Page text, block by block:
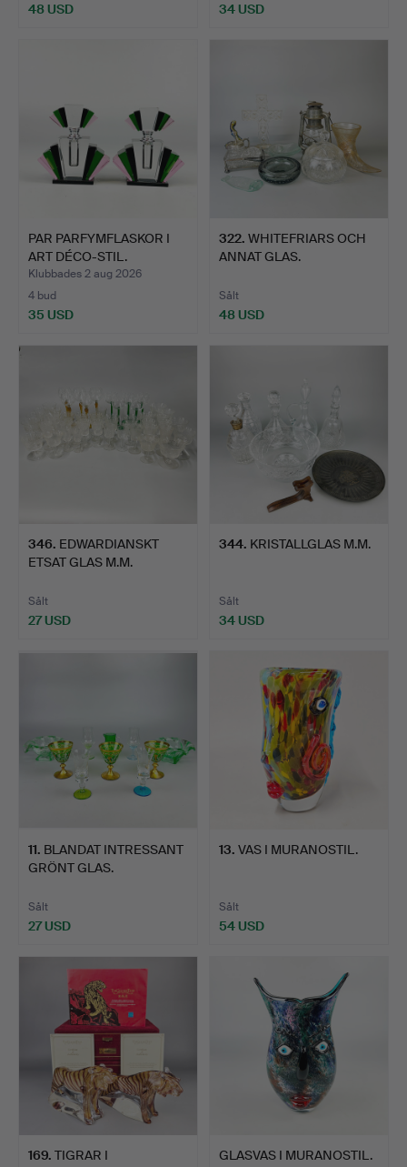
48 USD 34 USD
PAR PARFYMFLASKOR I
ART DÉCO-STIL.
Klubbades 2 aug 2026
4 bud
35 USD
322. WHITEFRIARS OCH
ANNAT GLAS.
Sålt
48 USD
346. EDWARDIANSKT
ETSAT GLAS M.M.
Sålt
27 USD
344. KRISTALLGLAS M.M.
Sålt
34 USD
11. BLANDAT INTRESSANT
GRÖNT GLAS.
Sålt
27 USD
13. VAS I MURANOSTIL.
Sålt
54 USD
169. TIGRAR I
GLASVAS I MURANOSTIL.